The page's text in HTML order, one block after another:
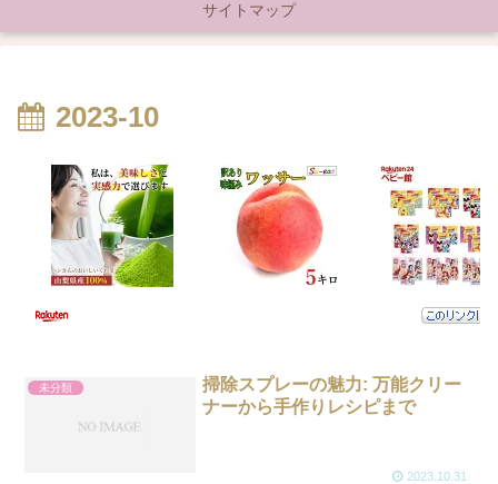
サイトマップ
2023-10
未分類
掃除スプレーの魅力: 万能クリー
ナーから手作りレシピまで
2023.10.31